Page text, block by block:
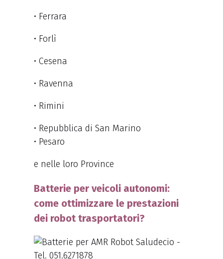
• Ferrara
• Forlì
• Cesena
• Ravenna
• Rimini
• Repubblica di San Marino
• Pesaro
e nelle loro Province
Batterie per veicoli autonomi:
come ottimizzare le prestazioni
dei robot trasportatori?